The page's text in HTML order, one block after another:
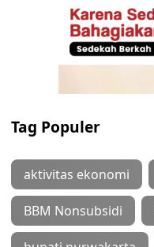
Tag Populer
aktivitas ekonomi
BBM Nonsubsidi